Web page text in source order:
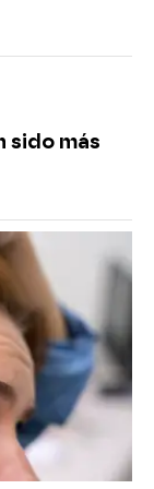
sido más